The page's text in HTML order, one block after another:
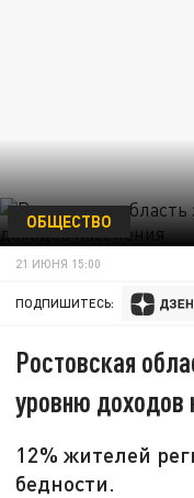
ОБЩЕСТВО
21 ИЮНЯ 15:00
ПОДПИШИТЕСЬ:
Ростовская
уровню доходов
12% жителей
бедности.